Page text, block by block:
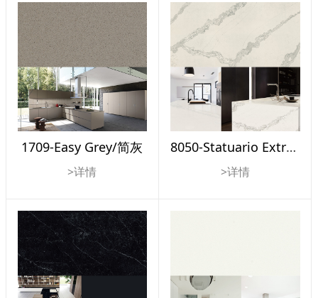
1709-Easy Grey/简灰
>详情
8050-Statuario Extra/雪花白
>详情